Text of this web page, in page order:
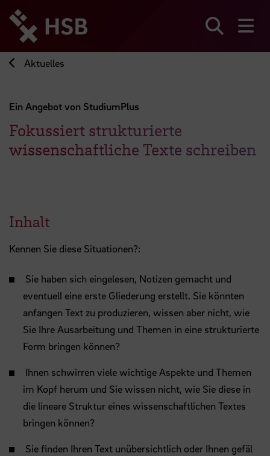
zum
Seiteninhalt
springen
Aktuelles
Ein Angebot von StudiumPlus
Fokussiert strukturierte
wissenschaftliche Texte schreiben
Inhalt
Kennen Sie diese Situationen?:
Sie haben sich eingelesen, Notizen gemacht und
eventuell eine erste Gliederung erstellt. Sie könnten
anfangen Text zu produzieren, wissen aber nicht, wie
Sie Ihre Ausarbeitung und Themen in eine strukturierte
Form bringen können?
Ihnen schwirren viele wichtige Aspekte und Themen
im Kopf herum und Sie wissen nicht, wie Sie diese in
die lineare Struktur eines wissenschaftlichen Textes
bringen können?
Sie finden Ihren Text unübersichtlich oder Ihnen gefäl